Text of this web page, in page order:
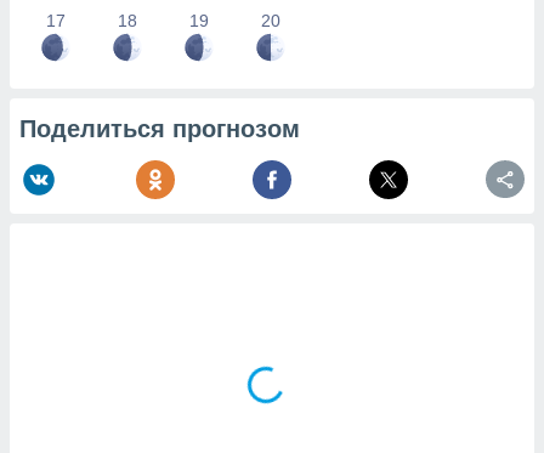
17 18 19 20
Поделиться прогнозом